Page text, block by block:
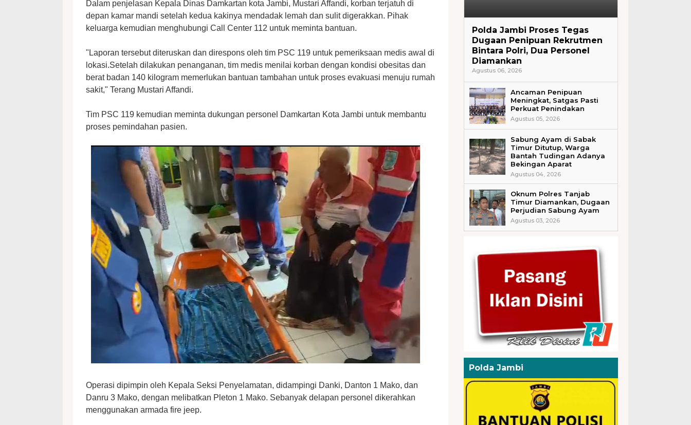
Dalam penjelasan Kepala Dinas Damkartan kota Jambi, Mustari Affandi, korban terjatuh di
depan kamar mandi setelah kedua kakinya mendadak lemah dan sulit digerakkan. Pihak
keluarga kemudian menghubungi Call Center 112 untuk meminta bantuan.
"Laporan tersebut diteruskan dan direspons oleh tim PSC 119 untuk pemeriksaan medis awal di
lokasi.Setelah dilakukan penanganan, tim medis menilai korban dengan kondisi obesitas dan
berat badan 140 kilogram memerlukan bantuan tambahan untuk proses evakuasi menuju rumah
sakit," Terang Mustari Affandi.
Tim PSC 119 kemudian meminta dukungan personel Damkartan Kota Jambi untuk membantu
proses pemindahan pasien.
Operasi dipimpin oleh Kepala Seksi Penyelamatan, didampingi Danki, Danton 1 Mako, dan
Danru 3 Mako, dengan melibatkan Pleton 1 Mako. Sebanyak delapan personel dikerahkan
menggunakan armada fire jeep.
Polda Jambi Proses Tegas
Dugaan Penipuan Rekrutmen
Bintara Polri, Dua Personel
Diamankan
Agustus 06, 2026
Ancaman Penipuan
Meningkat, Satgas Pasti
Perkuat Penindakan
Agustus 05, 2026
Sabung Ayam di Sabak
Timur Ditutup, Warga
Bantah Tudingan Adanya
Bekingan Aparat
Agustus 04, 2026
Oknum Polres Tanjab
Timur Diamankan, Dugaan
Perjudian Sabung Ayam
Agustus 03, 2026
Polda Jambi